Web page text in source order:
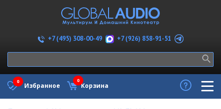
+7 (495) 308-00-49 +7 (926) 858-91-51
Избранное
0
Корзина
0